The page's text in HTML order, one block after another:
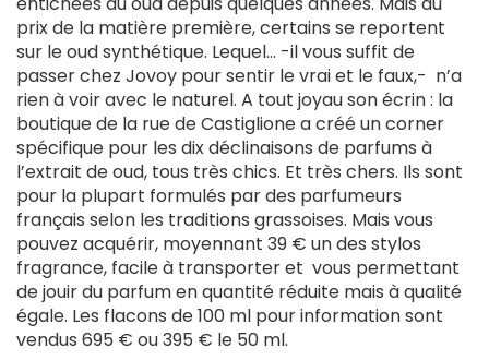
prix de la matière première, certains se reportent
sur le oud synthétique. Lequel… -il vous suffit de
passer chez Jovoy pour sentir le vrai et le faux,- n’a
rien à voir avec le naturel. A tout joyau son écrin : la
boutique de la rue de Castiglione a créé un corner
spécifique pour les dix déclinaisons de parfums à
l’extrait de oud, tous très chics. Et très chers. Ils sont
pour la plupart formulés par des parfumeurs
français selon les traditions grassoises. Mais vous
pouvez acquérir, moyennant 39 € un des stylos
fragrance, facile à transporter et vous permettant
de jouir du parfum en quantité réduite mais à qualité
égale. Les flacons de 100 ml pour information sont
vendus 695 € ou 395 € le 50 ml.